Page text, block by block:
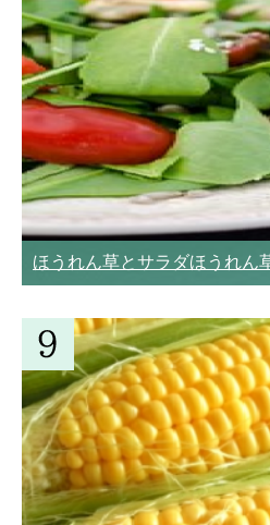
ほうれん草とサラダほうれん